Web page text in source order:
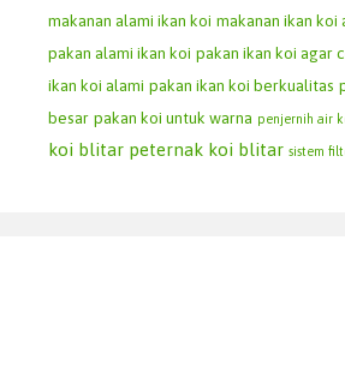
makanan alami ikan koi makanan ikan
pakan alami ikan koi pakan ikan koi agar
ikan koi alami pakan ikan koi berkualitas
besar pakan koi untuk warna penjernih air
koi blitar peternak koi blitar sistem